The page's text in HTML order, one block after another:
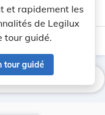
Aide
et rapidement les
de Legilux
tour guidé.
tour guidé
light_mode dark_mode